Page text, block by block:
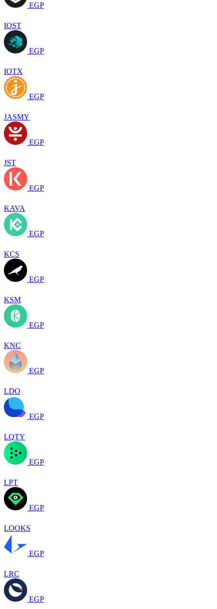
EGP
IOST
EGP
IOTX
EGP
JASMY
EGP
JST
EGP
KAVA
EGP
KCS
EGP
KSM
EGP
KNC
EGP
LDO
EGP
LQTY
EGP
LPT
EGP
LOOKS
EGP
LRC
EGP